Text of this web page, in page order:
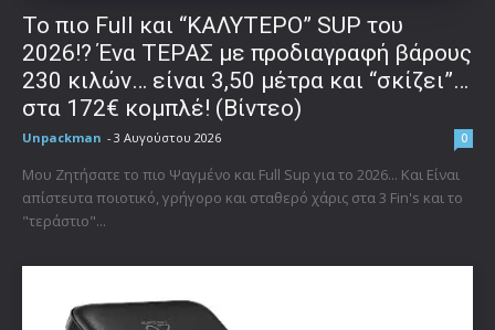
To πιο Full και “ΚΑΛΥΤΕΡΟ” SUP του
2026!? Ένα ΤΕΡΑΣ με προδιαγραφή βάρους
230 κιλών… είναι 3,50 μέτρα και “σκίζει”…
στα 172€ κομπλέ! (Βίντεο)
Unpackman - 3 Αυγούστου 2026 0
Μου Ζητήσατε το πιο Ψαγμένο και Full Sup για το 2026... Και Είναι
απίστευτα ποιοτικό, γρήγορο και σταθερό χάρις στα 3 Fin's και το
"τεράστιο"...